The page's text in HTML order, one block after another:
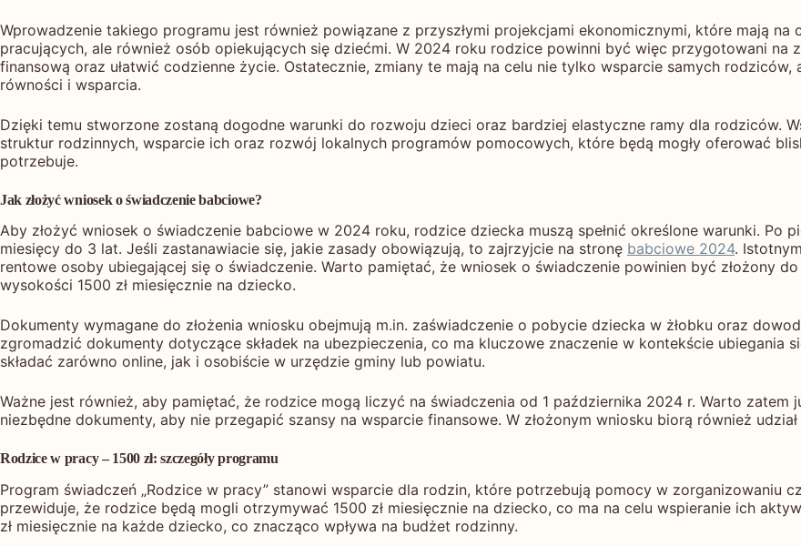
Wprowadzenie takiego programu jest również powiązane z przyszłymi projekcjami ekonomicznymi, które mają
pracujących, ale również osób opiekujących się dziećmi. W 2024 roku rodzice powinni być więc przygotowani na
finansową oraz ułatwić codzienne życie. Ostatecznie, zmiany te mają na celu nie tylko wsparcie samych
równości i wsparcia.
Dzięki temu stworzone zostaną dogodne warunki do rozwoju dzieci oraz bardziej elastyczne ramy dla rodziców.
struktur rodzinnych, wsparcie ich oraz rozwój lokalnych programów pomocowych, które będą mogły oferować
potrzebuje.
Jak złożyć wniosek o świadczenie babciowe?
Aby złożyć wniosek o świadczenie babciowe w 2024 roku, rodzice dziecka muszą spełnić określone warunki. Po
miesięcy do 3 lat. Jeśli zastanawiacie się, jakie zasady obowiązują, to zajrzyjcie na stronę babciowe 2024.
rentowe osoby ubiegającej się o świadczenie. Warto pamiętać, że wniosek o świadczenie powinien być złożony
wysokości 1500 zł miesięcznie na dziecko.
Dokumenty wymagane do złożenia wniosku obejmują m.in. zaświadczenie o pobycie dziecka w żłobku oraz
zgromadzić dokumenty dotyczące składek na ubezpieczenia, co ma kluczowe znaczenie w kontekście ubiegania
składać zarówno online, jak i osobiście w urzędzie gminy lub powiatu.
Ważne jest również, aby pamiętać, że rodzice mogą liczyć na świadczenia od 1 października 2024 r. Warto
niezbędne dokumenty, aby nie przegapić szansy na wsparcie finansowe. W złożonym wniosku biorą również
Rodzice w pracy – 1500 zł: szczegóły programu
Program świadczeń „Rodzice w pracy” stanowi wsparcie dla rodzin, które potrzebują pomocy w zorganizowaniu
przewiduje, że rodzice będą mogli otrzymywać 1500 zł miesięcznie na dziecko, co ma na celu wspieranie ich
zł miesięcznie na każde dziecko, co znacząco wpływa na budżet rodzinny.